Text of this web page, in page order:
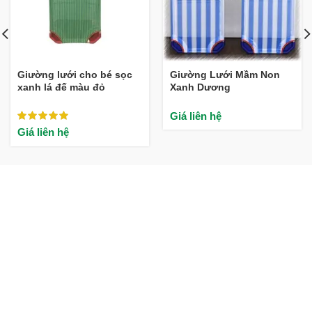
Giường lưới cho bé sọc
xanh lá đế màu đỏ
Giá liên hệ
Giường Lưới Mầm Non
Xanh Dương
Giá liên hệ